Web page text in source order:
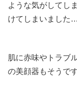
ような気がしてし
けてしまいました…
肌に赤味やトラブ
の美顔器もそうで